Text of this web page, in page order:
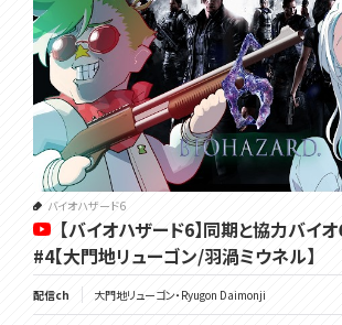
バイオハザード6
【バイオハザード6】同期と協力バイ
#4【大門地リューゴン/羽渦ミウネル】
配信ch 大門地リューゴン・Ryugon Daimonji